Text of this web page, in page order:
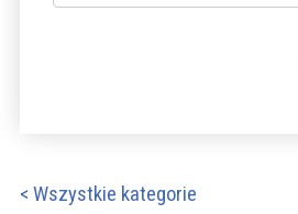
< Wszystkie kategorie